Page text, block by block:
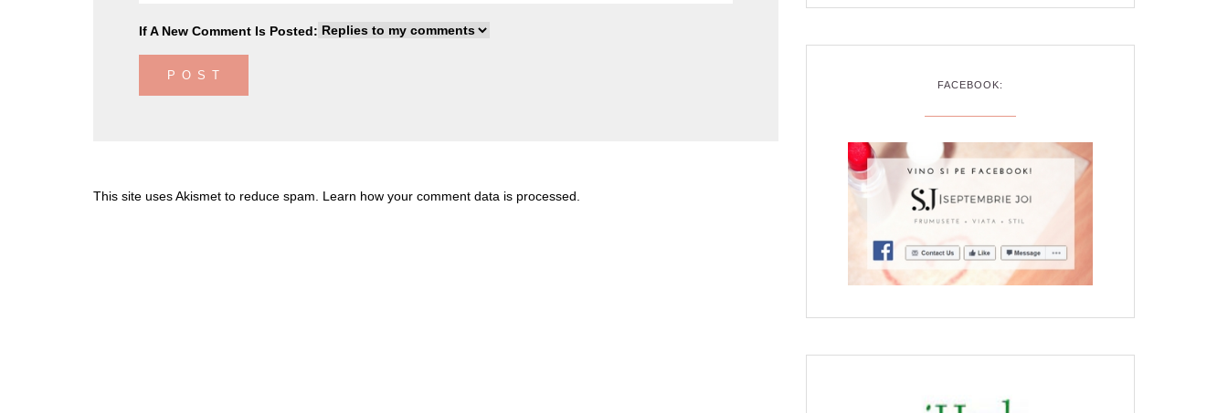
If A New Comment Is Posted:
This site uses Akismet to reduce spam. Learn how your comment data is processed
FACEBOOK: